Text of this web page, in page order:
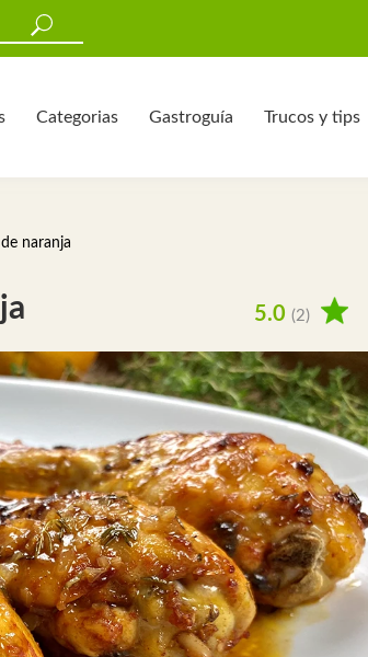
Categorias Gastroguía Trucos y tips
naranja
5.0 (2)